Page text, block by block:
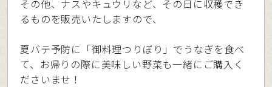
その他、ナスやキュウリなど、その日に収穫でき
るものを販売いたしますので、
夏バテ予防に「御料理つりぼり」でうなぎを食べ
て、お帰りの際に美味しい野菜も一緒にご購入く
ださいませ！